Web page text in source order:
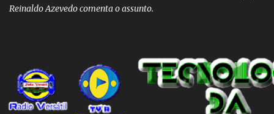
Reinaldo Azevedo comenta o assunto.